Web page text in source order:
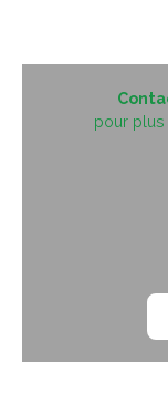
pour